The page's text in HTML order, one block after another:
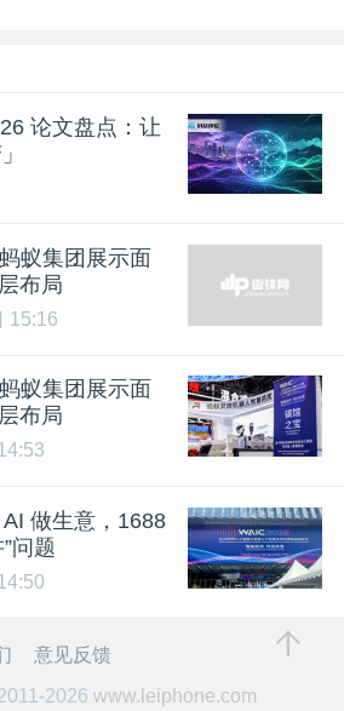
论文盘点：让
蚁集团展示面
布局
15:16
蚁集团展示面
布局
做生意，1688
问题
意见反馈
2026 www.leiphone.com